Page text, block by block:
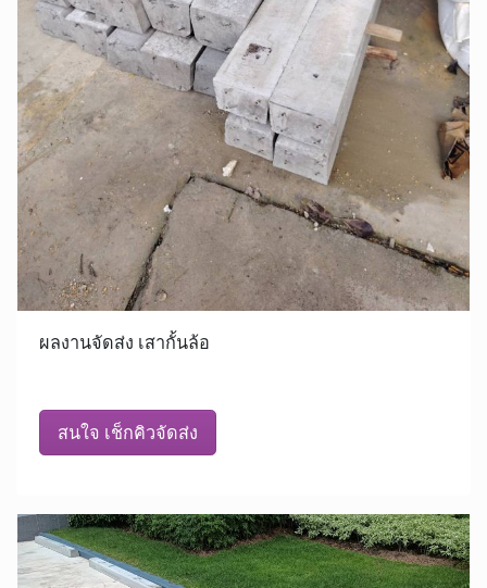
ผลงานจัดส่ง เสากั้นล้อ
สนใจ เช็กคิวจัดส่ง